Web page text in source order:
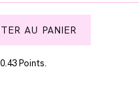
AU PANIER
0.43Points.